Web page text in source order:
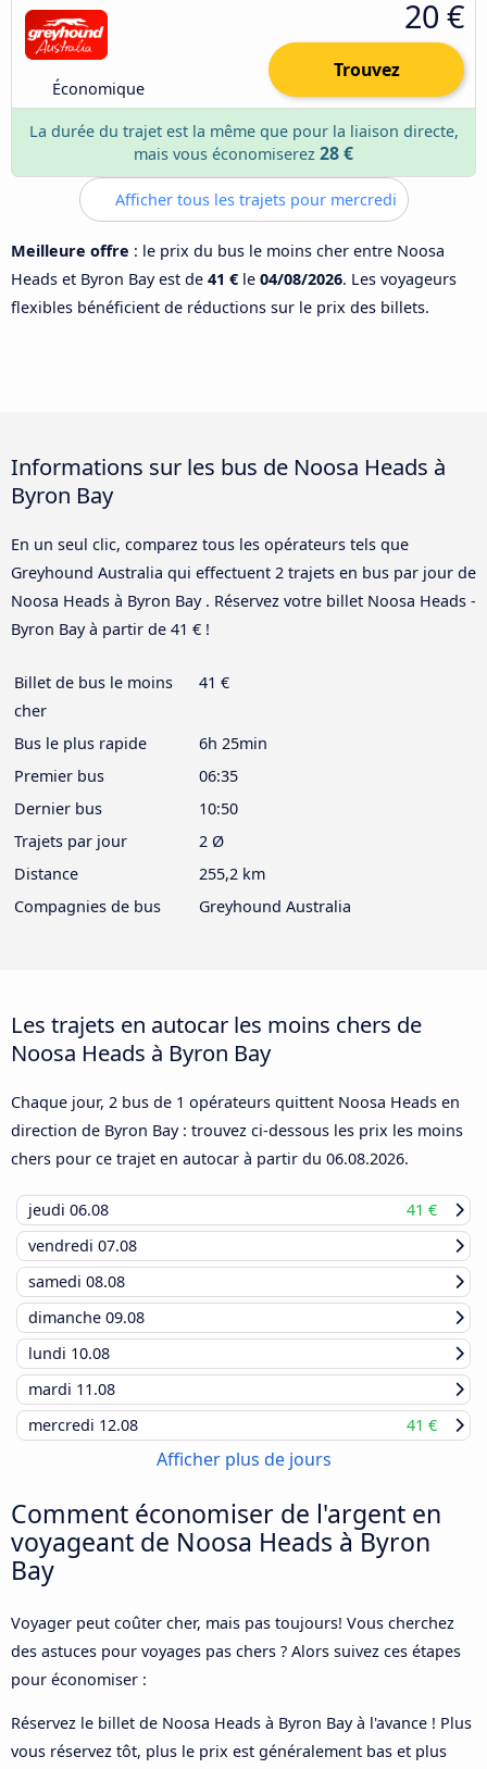
Économique
20 €
Trouvez
La durée du trajet est la même que pour la liaison directe,
mais vous économiserez 28 €
Afficher tous les trajets pour mercredi
Meilleure offre : le prix du bus le moins cher entre Noosa
Heads et Byron Bay est de 41 € le 04/08/2026. Les voyageurs
flexibles bénéficient de réductions sur le prix des billets.
Informations sur les bus de Noosa Heads à
Byron Bay
En un seul clic, comparez tous les opérateurs tels que
Greyhound Australia qui effectuent 2 trajets en bus par jour de
Noosa Heads à Byron Bay . Réservez votre billet Noosa Heads -
Byron Bay à partir de 41 € !
Billet de bus le moins
cher
41 €
Bus le plus rapide
6h 25min
Premier bus
06:35
Dernier bus
10:50
Trajets par jour
2 Ø
Distance
255,2 km
Compagnies de bus
Greyhound Australia
Les trajets en autocar les moins chers de
Noosa Heads à Byron Bay
Chaque jour, 2 bus de 1 opérateurs quittent Noosa Heads en
direction de Byron Bay : trouvez ci-dessous les prix les moins
chers pour ce trajet en autocar à partir du 06.08.2026.
jeudi 06.08
41 €
vendredi 07.08
samedi 08.08
dimanche 09.08
lundi 10.08
mardi 11.08
mercredi 12.08 41 €
Afficher plus de jours
Comment économiser de l'argent en
voyageant de Noosa Heads à Byron
Bay
Voyager peut coûter cher, mais pas toujours! Vous cherchez
des astuces pour voyages pas chers ? Alors suivez ces étapes
pour économiser :
Réservez le billet de Noosa Heads à Byron Bay à l'avance ! Plus
vous réservez tôt, plus le prix est généralement bas et plus